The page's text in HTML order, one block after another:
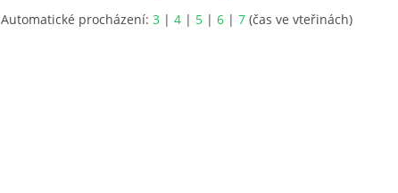
Automatické procházení: 3 | 4 | 5 | 6 | 7 (čas ve vteřinách)